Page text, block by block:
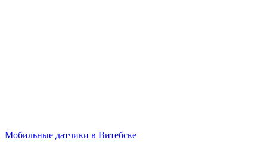
Мобильные датчики в Витебске